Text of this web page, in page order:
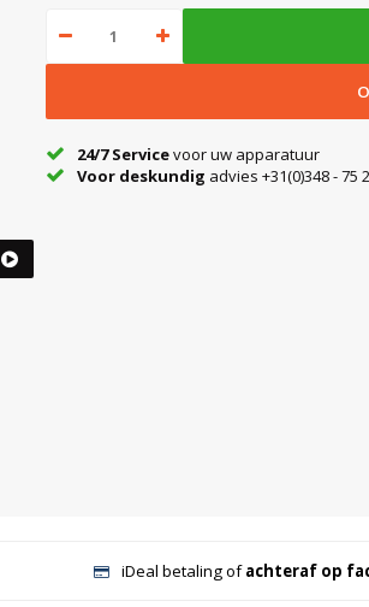
24/7 Servicevoor uw apparatuur
Voor deskundig advies +31(0)348 - 75
iDeal betaling ofachteraf op